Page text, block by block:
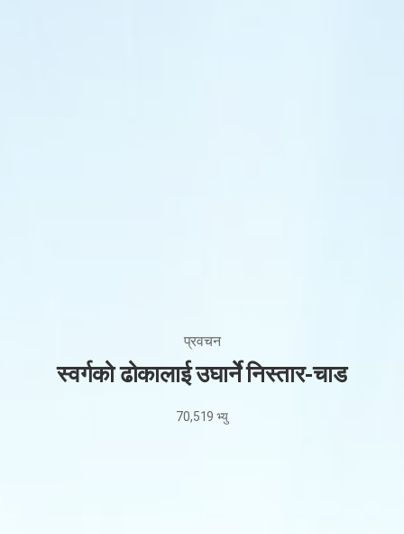
प्रवचन
स्वर्गको ढोकालाई उघार्ने निस्तार-चाड
May
70,519 भ्यु